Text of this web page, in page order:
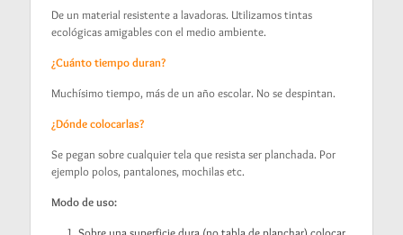
De un material resistente a lavadoras. Utilizamos tintas
ecológicas amigables con el medio ambiente.
¿Cuánto tiempo duran?
Muchísimo tiempo, más de un año escolar. No se despintan.
¿Dónde colocarlas?
Se pegan sobre cualquier tela que resista ser planchada. Por
ejemplo polos, pantalones, mochilas etc.
Modo de uso:
Sobre una superficie dura (no tabla de planchar) colocar